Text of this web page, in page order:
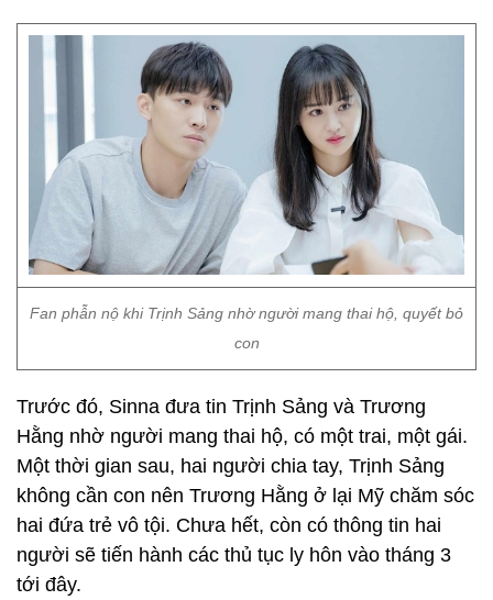
Fan phẫn nộ khi Trịnh Sảng nhờ người mang thai hộ, quyết bỏ
con
Trước đó, Sinna đưa tin Trịnh Sảng và Trương
Hằng nhờ người mang thai hộ, có một trai, một gái.
Một thời gian sau, hai người chia tay, Trịnh Sảng
không cần con nên Trương Hằng ở lại Mỹ chăm sóc
hai đứa trẻ vô tội. Chưa hết, còn có thông tin hai
người sẽ tiến hành các thủ tục ly hôn vào tháng 3
tới đây.